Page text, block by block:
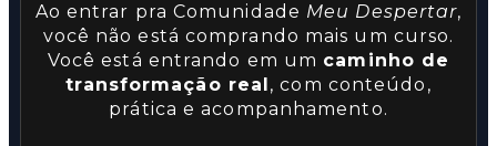
Ao entrar pra Comunidade Meu Despertar,
você não está comprando mais um curso.
Você está entrando em um caminho de
transformação real , com conteúdo,
prática e acompanhamento.